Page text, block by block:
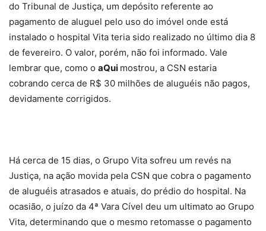
do Tribunal de Justiça, um depósito referente ao
pagamento de aluguel pelo uso do imóvel onde está
instalado o hospital Vita teria sido realizado no último dia 8
de fevereiro. O valor, porém, não foi informado. Vale
lembrar que, como o aQui mostrou, a CSN estaria
cobrando cerca de R$ 30 milhões de aluguéis não pagos,
devidamente corrigidos.
Há cerca de 15 dias, o Grupo Vita sofreu um revés na
Justiça, na ação movida pela CSN que cobra o pagamento
de aluguéis atrasados e atuais, do prédio do hospital. Na
ocasião, o juízo da 4ª Vara Cível deu um ultimato ao Grupo
Vita, determinando que o mesmo retomasse o pagamento